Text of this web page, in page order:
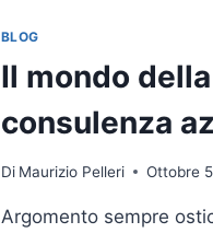
BLOG
Il mondo della
consulenza
Di Maurizio Pelleri Ottobre
Argomento sempre